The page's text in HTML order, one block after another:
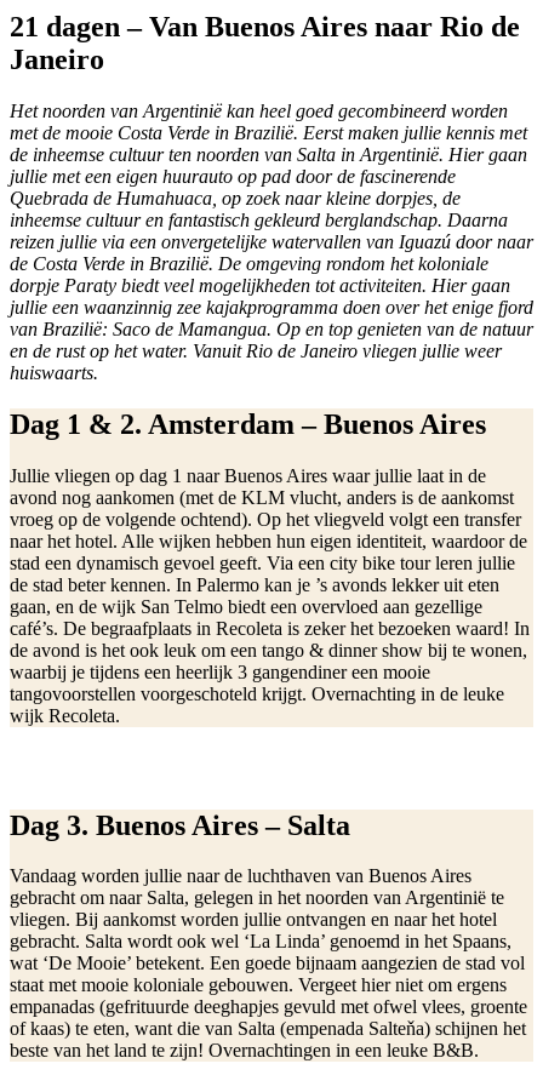
21 dagen – Van Buenos Aires naar Rio de
Janeiro
Het noorden van Argentinië kan heel goed gecombineerd worden
met de mooie Costa Verde in Brazilië. Eerst maken jullie kennis met
de inheemse cultuur ten noorden van Salta in Argentinië. Hier gaan
jullie met een eigen huurauto op pad door de fascinerende
Quebrada de Humahuaca, op zoek naar kleine dorpjes, de
inheemse cultuur en fantastisch gekleurd berglandschap. Daarna
reizen jullie via een onvergetelijke watervallen van Iguazú door naar
de Costa Verde in Brazilië. De omgeving rondom het koloniale
dorpje Paraty biedt veel mogelijkheden tot activiteiten. Hier gaan
jullie een waanzinnig zee kajakprogramma doen over het enige fjord
van Brazilië: Saco de Mamangua. Op en top genieten van de natuur
en de rust op het water. Vanuit Rio de Janeiro vliegen jullie weer
huiswaarts.
Dag 1 & 2. Amsterdam – Buenos Aires
Jullie vliegen op dag 1 naar Buenos Aires waar jullie laat in de
avond nog aankomen (met de KLM vlucht, anders is de aankomst
vroeg op de volgende ochtend). Op het vliegveld volgt een transfer
naar het hotel. Alle wijken hebben hun eigen identiteit, waardoor de
stad een dynamisch gevoel geeft. Via een city bike tour leren jullie
de stad beter kennen. In Palermo kan je ’s avonds lekker uit eten
gaan, en de wijk San Telmo biedt een overvloed aan gezellige
café’s. De begraafplaats in Recoleta is zeker het bezoeken waard! In
de avond is het ook leuk om een tango & dinner show bij te wonen,
waarbij je tijdens een heerlijk 3 gangendiner een mooie
tangovoorstellen voorgeschoteld krijgt. Overnachting in de leuke
wijk Recoleta.
Dag 3. Buenos Aires – Salta
Vandaag worden jullie naar de luchthaven van Buenos Aires
gebracht om naar Salta, gelegen in het noorden van Argentinië te
vliegen. Bij aankomst worden jullie ontvangen en naar het hotel
gebracht. Salta wordt ook wel ‘La Linda’ genoemd in het Spaans,
wat ‘De Mooie’ betekent. Een goede bijnaam aangezien de stad vol
staat met mooie koloniale gebouwen. Vergeet hier niet om ergens
empanadas (gefrituurde deeghapjes gevuld met ofwel vlees, groente
of kaas) te eten, want die van Salta (empenada Salteňa) schijnen het
beste van het land te zijn! Overnachtingen in een leuke B&B.